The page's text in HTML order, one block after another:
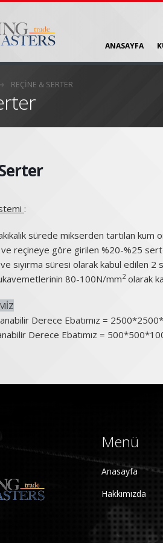
ANASAYFA
REÇINE & SERTER
:
sürede mikserden tartılan kum
reçineye göre girilen %20-%25
sıyırma süresi olarak kabul edilen 2
80-100N/mm2olarak
Derece Ebatımız =
Derece Ebatımız =
Menü
Anasayfa
Hakkımızda